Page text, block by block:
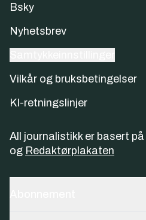
Bsky
Nyhetsbrev
Vilkår og bruksbetingelser
KI-retningslinjer
All journalistikk er basert på
og Redaktørplakaten